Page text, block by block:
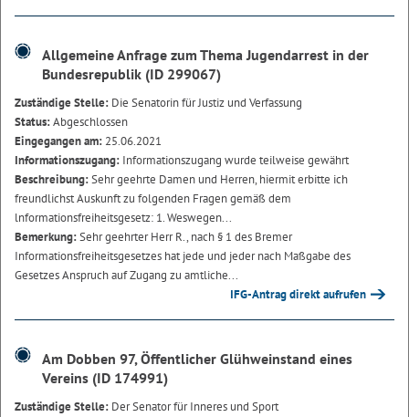
Allgemeine Anfrage zum Thema Jugendarrest in der
Bundesrepublik (ID 299067)
Zuständige Stelle: Die Senatorin für Justiz und Verfassung
Status:Abgeschlossen
Eingegangen am: 25.06.2021
Informationszugang: Informationszugang wurde teilweise gewährt
Beschreibung:Sehr geehrte Damen und Herren, hiermit erbitte ich
freundlichst Auskunft zu folgenden Fragen gemäß dem
lnformationsfreiheitsgesetz: 1. Weswegen...
Bemerkung:Sehr geehrter Herr R., nach § 1 des Bremer
Informationsfreiheitsgesetzes hat jede und jeder nach Maßgabe des
Gesetzes Anspruch auf Zugang zu amtliche...
IFG-Antrag direkt aufrufen
Am Dobben 97, Öffentlicher Glühweinstand eines
Vereins (ID 174991)
Zuständige Stelle: Der Senator für Inneres und Sport